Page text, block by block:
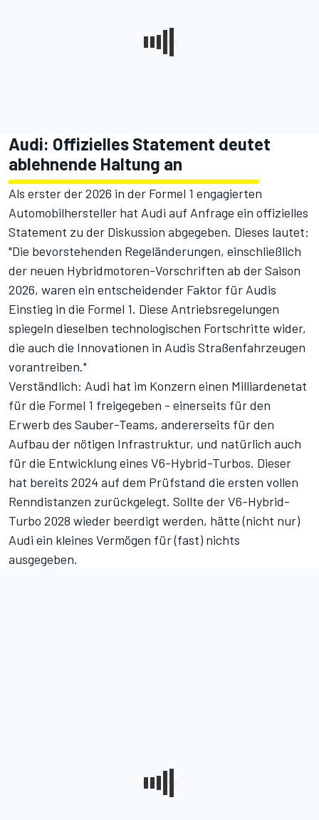
Audi: Offizielles Statement deutet
ablehnende Haltung an
Als erster der 2026 in der Formel 1 engagierten
Automobilhersteller hat Audi auf Anfrage ein offizielles
Statement zu der Diskussion abgegeben. Dieses lautet:
"Die bevorstehenden Regeländerungen, einschließlich
der neuen Hybridmotoren-Vorschriften ab der Saison
2026, waren ein entscheidender Faktor für Audis
Einstieg in die Formel 1. Diese Antriebsregelungen
spiegeln dieselben technologischen Fortschritte wider,
die auch die Innovationen in Audis Straßenfahrzeugen
vorantreiben."
Verständlich: Audi hat im Konzern einen Milliardenetat
für die Formel 1 freigegeben - einerseits für den
Erwerb des Sauber-Teams, andererseits für den
Aufbau der nötigen Infrastruktur, und natürlich auch
für die Entwicklung eines V6-Hybrid-Turbos. Dieser
hat bereits 2024 auf dem Prüfstand die ersten vollen
Renndistanzen zurückgelegt. Sollte der V6-Hybrid-
Turbo 2028 wieder beerdigt werden, hätte (nicht nur)
Audi ein kleines Vermögen für (fast) nichts
ausgegeben.